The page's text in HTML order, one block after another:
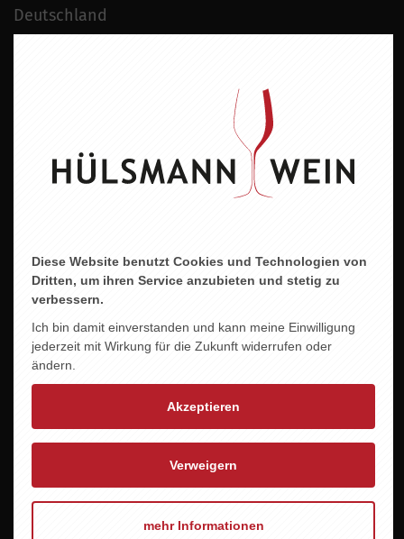
Deutschland
Alkoholgehalt
Enthält Sulfite
ZU DIESEM PRODUKT PASST ...
Diese Website benutzt Cookies und Technologien von
Dritten, um ihren Service anzubieten und stetig zu
verbessern.
Ich bin damit einverstanden und kann meine Einwilligung
jederzeit mit Wirkung für die Zukunft widerrufen oder
ändern.
Akzeptieren
Verweigern
mehr Informationen